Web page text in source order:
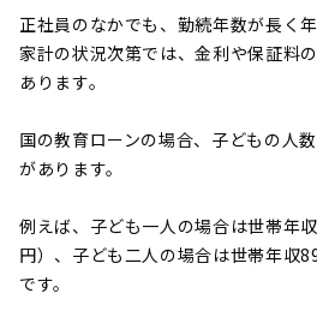
正社員のなかでも、勤続年数が長く
家計の状況次第では、金利や保証料
あります。
国の教育ローンの場合、子どもの人
があります。
例えば、子ども一人の場合は世帯年収
円）、子ども二人の場合は世帯年収
です。